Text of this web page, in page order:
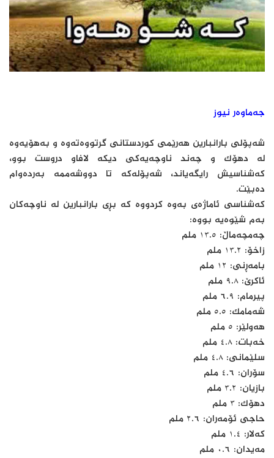
جەماوەر نیوز
شەپۆلی بارانبارین هەرێمی کوردستانی گرتووەتەوە و بەهۆیەوە
لە دهۆک و چەند ناوچەیەکی دیکە لافاو دروست بوو،
کەشناسیش رایگەیاند، شەپۆلەکە تا دووشەممە بەردەوام
دەبێت.
کەشناسی ئاماژەی بەوە کردووە کە بڕی بارانبارین لە ناوچەکان
بەم شێوەیە بووە:
چەمچەماڵ: ١٣.٥ ملم
زاخۆ: ١٣.٢ ملم
بامەڕنی: ١٢ ملم
ئاكرێ: ٩.٨ ملم
پیرمام: ٦.٩ ملم
شەمامك: ٥.٥ ملم
هەولێر: ٥ ملم
خەبات: ٤.٨ ملم
سلێمانی: ٤.٨ ملم
سۆران: ٤.٦ ملم
بازیان: ٣.٢ ملم
دهۆك: ٣ ملم
حاجی ئۆمەران: ٢.٦ ملم
كەلار: ١.٤ ملم
مەیدان: ٠.٦ ملم